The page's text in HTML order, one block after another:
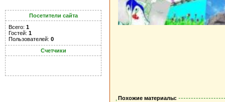
Посетители сайта
Всего: 1
Гостей: 1
Пользователей: 0
Счетчики
Похожие материалы: